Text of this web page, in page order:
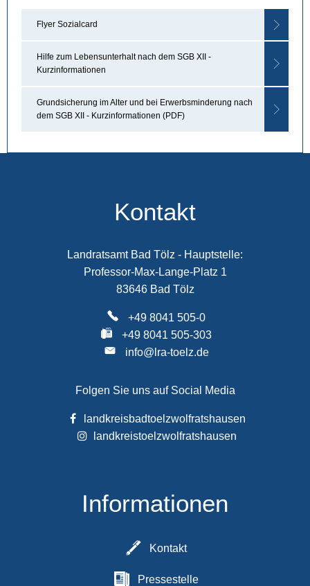
Flyer Sozialcard
Hilfe zum Lebensunterhalt nach dem SGB XII -
Kurzinformationen
Grundsicherung im Alter und bei Erwerbsminderung nach
dem SGB XII - Kurzinformationen (PDF)
Kontakt
Landratsamt Bad Tölz - Hauptstelle:
Professor-Max-Lange-Platz 1
83646 Bad Tölz
+49 8041 505-0
+49 8041 505-303
info@lra-toelz.de
Folgen Sie uns auf Social Media
landkreisbadtoelzwolfratshausen
landkreistoelzwolfratshausen
Informationen
Kontakt
Pressestelle